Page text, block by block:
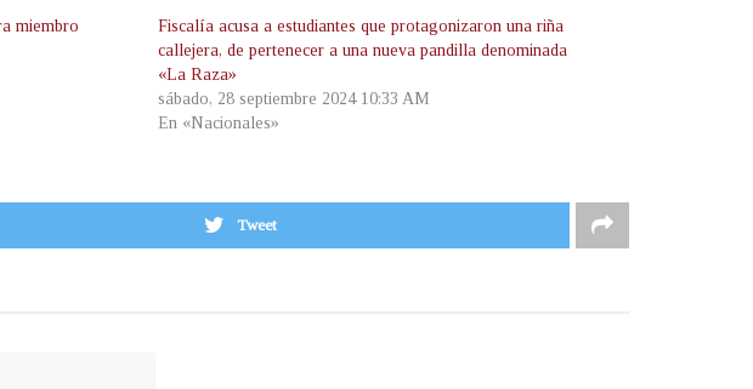
miembro
Fiscalía acusa a estudiantes que protagonizaron una riña
callejera, de pertenecer a una nueva pandilla denominada
«La Raza»
sábado, 28 septiembre 2024 10:33 AM
En «Nacionales»
Tweet